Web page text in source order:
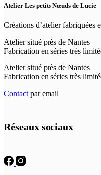
Atelier Les petits Nœuds de Lucie
Créations d’atelier fabriquées
Atelier situé près de Nantes
Fabrication en séries très
Atelier situé près de Nantes
Fabrication en séries très
Contact par email
Réseaux sociaux